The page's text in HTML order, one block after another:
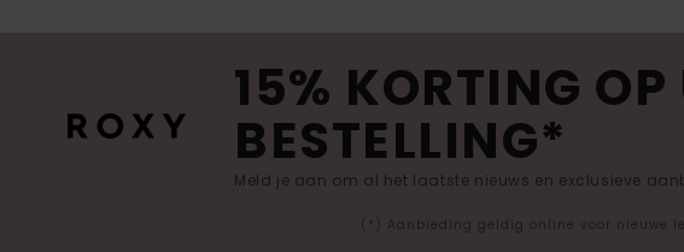
15% KORTING OP
BESTELLING*
Meld je aan om al het laatste nieuws en exclusieve
(*) Aanbieding geldig online voor nieuwe